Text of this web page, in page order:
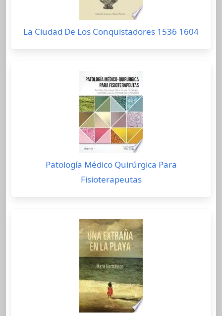
La Ciudad De Los Conquistadores 1536 1604
Patología Médico Quirúrgica Para
Fisioterapeutas